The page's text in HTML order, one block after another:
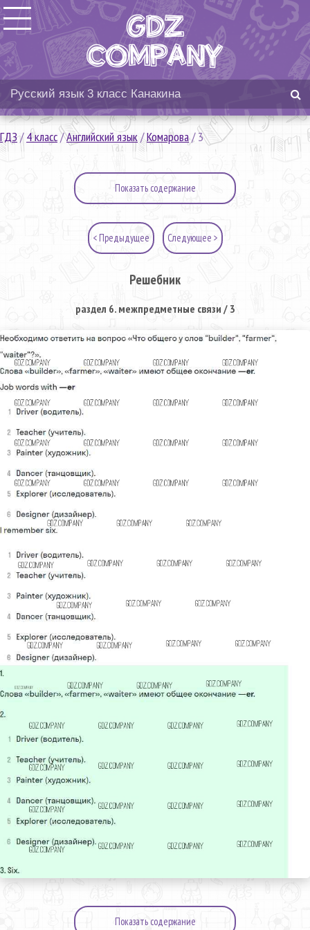
ГДЗ/4 класс/Английский язык/Комарова/3
Показать содержание
< Предыдущее Следующее >
Решебник
раздел 6. межпредметные связи / 3
Показать содержание